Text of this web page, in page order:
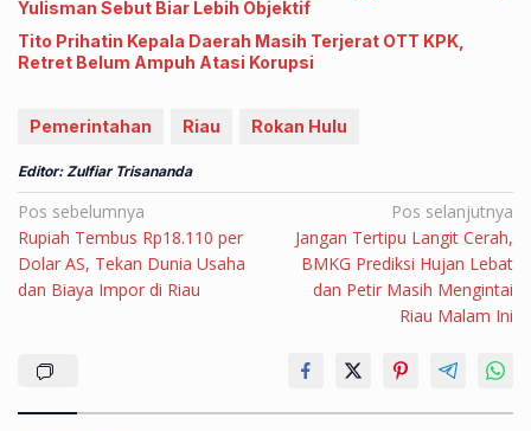
Yulisman Sebut Biar Lebih Objektif
Tito Prihatin Kepala Daerah Masih Terjerat OTT KPK,
Retret Belum Ampuh Atasi Korupsi
Pemerintahan Riau Rokan Hulu
Editor: Zulfiar Trisananda
Navigasi
pos
Pos sebelumnya
Rupiah Tembus Rp18.110 per
Dolar AS, Tekan Dunia Usaha
dan Biaya Impor di Riau
Pos selanjutnya
Jangan Tertipu Langit Cerah,
BMKG Prediksi Hujan Lebat
dan Petir Masih Mengintai
Riau Malam Ini